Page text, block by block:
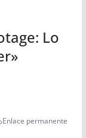
Lo
»
Enlace permanente